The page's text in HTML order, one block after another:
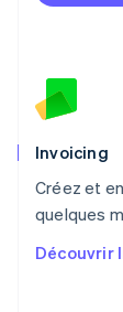
Invoicing
Créez et
quelques
Découvrir
English
Pays-
English